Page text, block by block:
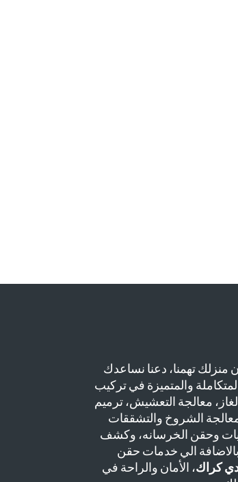
منزلك تهمنا، دعنا نساعدك
والمتميزة في تركيب
معالجة التعشيش، ترميم
معالجة الشروخ والتشققات
وحقن الخرسانه، وكشف
الي خدمات حقن
كراك، الأمان والراحة في